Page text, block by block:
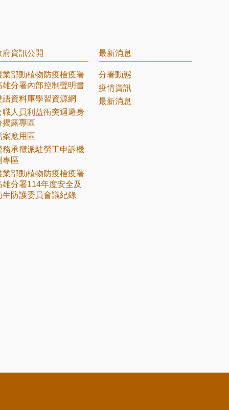
府資訊公開
業部動植物防疫檢疫署
雄分署內部控制聲明書
語資料庫學習資源網
職人員利益衝突迴避身
揭露專區
案應用區
務承攬派駐勞工申訴機
專區
業部動植物防疫檢疫署
雄分署114年度安全及
生防護委員會議紀錄
最新消息
分署動態
疫情資訊
最新消息